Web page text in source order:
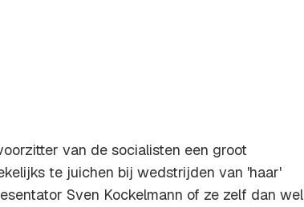
van de socialisten een groot
te juichen bij wedstrijden van 'haar'
Sven Kockelmann of ze zelf dan wel